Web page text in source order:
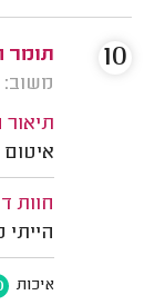
תומר
משוב: 16/02/2025
תיאור
חוות
איכות
10